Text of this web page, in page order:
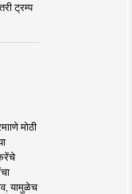
ट्रम्प
मोठी
यामुळेच